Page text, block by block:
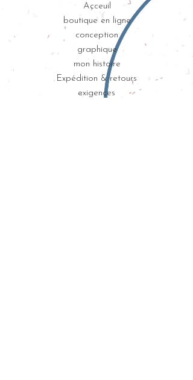
Acceuil
boutique en ligne
conception
graphique
mon histoire
Expédition & retours
exigences